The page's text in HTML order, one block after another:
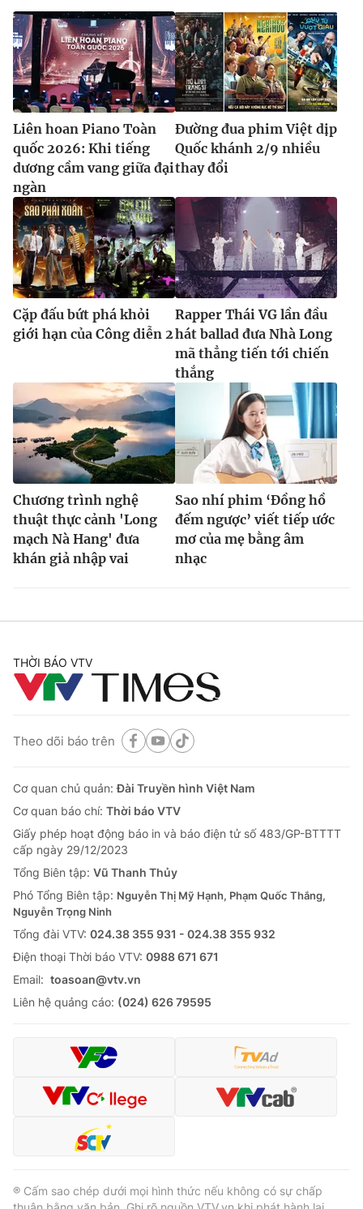
Liên hoan Piano Toàn
quốc 2026: Khi tiếng
dương cầm vang giữa đại
ngàn
Đường đua phim Việt dịp
Quốc khánh 2/9 nhiều
thay đổi
Cặp đấu bứt phá khỏi
giới hạn của Công diễn 2
Rapper Thái VG lần đầu
hát ballad đưa Nhà Long
mã thẳng tiến tới chiến
thắng
Chương trình nghệ
thuật thực cảnh 'Long
mạch Nà Hang' đưa
khán giả nhập vai
Sao nhí phim ‘Đồng hồ
đếm ngược’ viết tiếp ước
mơ của mẹ bằng âm
nhạc
THỜI BÁO VTV
Theo dõi báo trên
Cơ quan chủ quản:Đài Truyền hình Việt Nam
Cơ quan báo chí: Thời báo VTV
Giấy phép hoạt động báo in và báo điện tử số 483/GP-BTTTT
cấp ngày 29/12/2023
Tổng Biên tập: Vũ Thanh Thủy
Phó Tổng Biên tập: Nguyễn Thị Mỹ Hạnh, Phạm Quốc Thắng,
Nguyễn Trọng Ninh
Tổng đài VTV: 024.38 355 931 - 024.38 355 932
Ðiện thoại Thời báo VTV: 0988 671 671
Email: toasoan@vtv.vn
Liên hệ quảng cáo: (024) 626 79595
® Cấm sao chép dưới mọi hình thức nếu không có sự chấp